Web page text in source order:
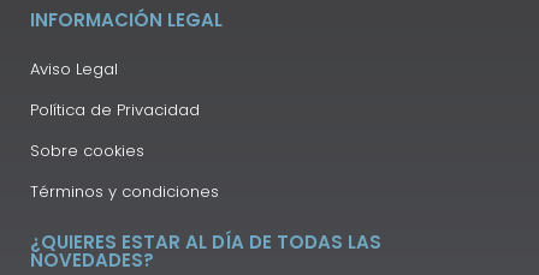
INFORMACIÓN LEGAL
Aviso Legal
Política de Privacidad
Sobre cookies
Términos y condiciones
¿QUIERES ESTAR AL DÍA DE TODAS LAS
NOVEDADES?